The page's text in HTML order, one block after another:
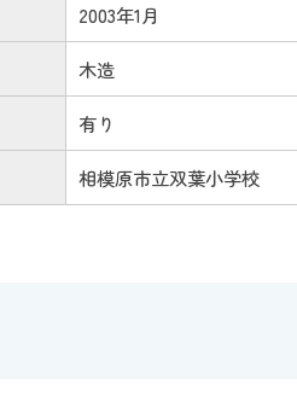
2003年1月
木造
有り
相模原市立双葉小学校